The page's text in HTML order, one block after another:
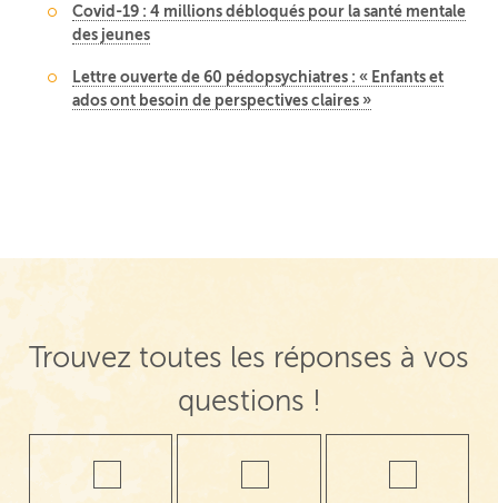
Covid-19 : 4 millions débloqués pour la santé mentale
des jeunes
Lettre ouverte de 60 pédopsychiatres : « Enfants et
ados ont besoin de perspectives claires »
Trouvez toutes les réponses à vos
questions !